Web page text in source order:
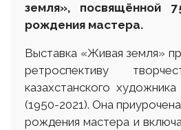
земля», посвящённой
рождения мастера.
Выставка «Живая земля»
ретроспективу
казахстанского
(1950-2021). Она
рождения мастера и